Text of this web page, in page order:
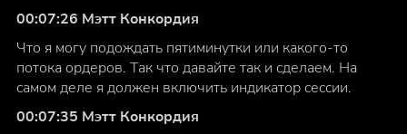
00:07:26 Мэтт Конкордия
Что я могу подождать пятиминутки или какого-то
потока ордеров. Так что давайте так и сделаем. На
самом деле я должен включить индикатор сессии.
00:07:35 Мэтт Конкордия